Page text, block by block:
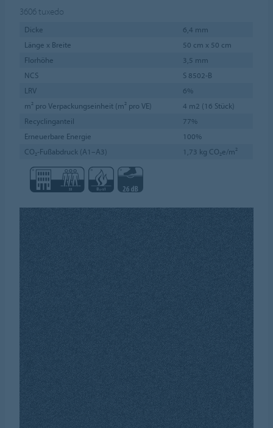
3606tuxedo
Dicke
6,4 mm
Länge x Breite
50 cm x 50 cm
Florhöhe
3,5 mm
NCS
S 8502-B
LRV
6%
m² pro Verpackungseinheit (m² pro VE)
4 m2 (16 Stück)
Recyclinganteil
77%
Erneuerbare Energie
100%
CO₂-Fußabdruck (A1–A3)
1,73 kg CO₂e/m²